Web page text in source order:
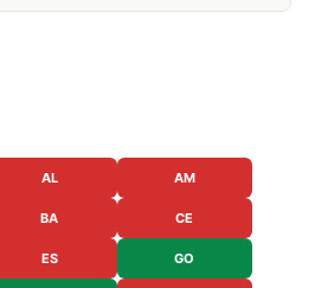
AL AM
BA CE
ES GO